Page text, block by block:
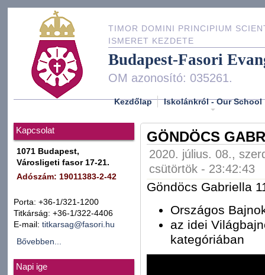
TIMOR DOMINI PRINCIPIUM
ISMERET KEZDETE
Budapest-Fasori
OM azonosító: 035261.
Kezdőlap Iskolánkról - Our School
Kapcsolat
1071 Budapest,
Városligeti fasor 17-21.
Adószám: 19011383-2-42
Porta: +36-1/321-1200
Titkárság: +36-1/322-4406
E-mail: titkarsag@fasori.hu
Bővebben...
Napi ige
GÖNDÖCS
2020. július. 08.,
csütörtök - 23:42:43
Göndöcs Gabriella
Országos
az idei
kategóriában